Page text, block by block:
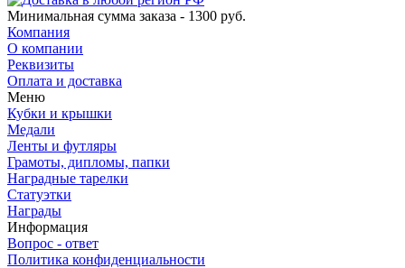
Минимальная сумма заказа - 1300 руб.
Компания
О компании
Реквизиты
Оплата и доставка
Меню
Кубки и крышки
Медали
Ленты и футляры
Грамоты, дипломы, папки
Наградные тарелки
Статуэтки
Награды
Информация
Вопрос - ответ
Политика конфиденциальности